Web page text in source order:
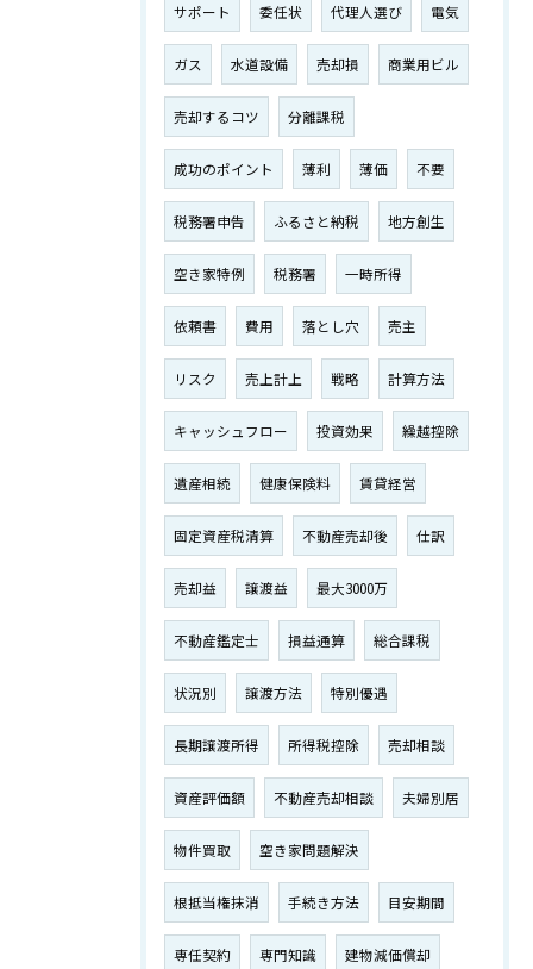
サポート 委任状 代理人選び 電気
ガス 水道設備 売却損 商業用ビル
売却するコツ 分離課税
成功のポイント 薄利 薄価 不要
税務署申告 ふるさと納税 地方創生
空き家特例 税務署 一時所得
依頼書 費用 落とし穴 売主
リスク 売上計上 戦略 計算方法
キャッシュフロー 投資効果 繰越控除
遺産相続 健康保険料 賃貸経営
固定資産税清算 不動産売却後 仕訳
売却益 譲渡益 最大3000万
不動産鑑定士 損益通算 総合課税
状況別 譲渡方法 特別優遇
長期譲渡所得 所得税控除 売却相談
資産評価額 不動産売却相談 夫婦別居
物件買取 空き家問題解決
根抵当権抹消 手続き方法 目安期間
専任契約 専門知識 建物減価償却